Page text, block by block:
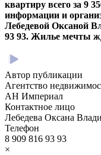
квартиру всего за 9
информации и
Лебедевой Оксаной
93 93. Жилье мечты
Автор публикации
Агентство
АН Империал
Контактное лицо
Лебедева Оксана
Телефон
8 909 816 93 93
×